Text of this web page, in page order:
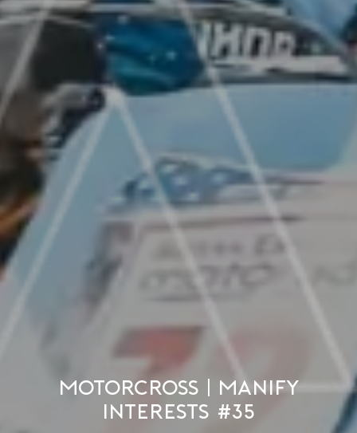
Motorcross | Manify
Interests #35